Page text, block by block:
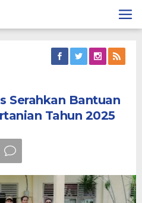
Serahkan Bantuan
Tahun 2025